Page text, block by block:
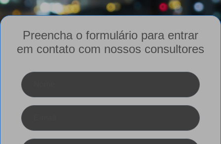
Preencha o formulário para entrar
em contato com nossos consultores